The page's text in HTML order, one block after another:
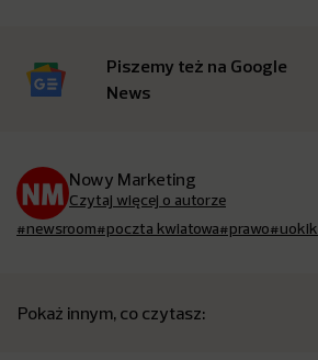
Piszemy też na Google
News
Nowy Marketing
Czytaj więcej o autorze
#newsroom#poczta kwiatowa#prawo#uokik
Pokaż innym, co czytasz: